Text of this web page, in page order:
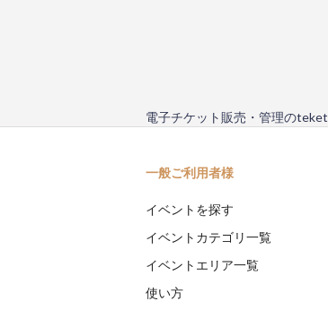
電子チケット販売・管理のteket
一般ご利用者様
イベントを探す
イベントカテゴリ一覧
イベントエリア一覧
使い方